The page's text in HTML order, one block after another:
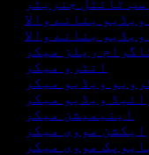
سب ٹائٹل جنریٹر
بنانے والا
بنانے والا
ریلز میکر
انٹرو میکر
ویڈیو میکر
ویڈیو میکر
اینیمیشن میکر
ایکشن مووی میکر
مووی میکر